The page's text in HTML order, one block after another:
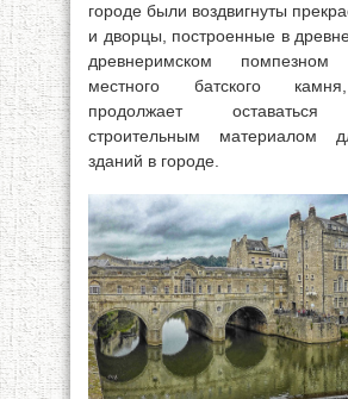
городе были воздвигнуты
и дворцы, построенные в
древнеримском
местного батского
продолжает оставаться
строительным материалом
зданий в городе.